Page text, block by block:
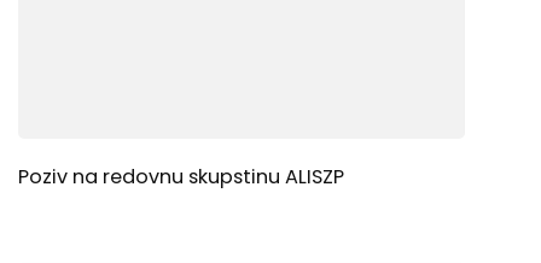
Poziv na redovnu skupstinu ALISZP